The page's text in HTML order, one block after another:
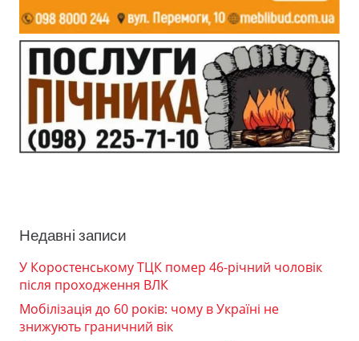
Недавні записи
У Коростенському ТЦК помер 46-річний чоловік
після проходження ВЛК
Мобілізація до 60 років: чому в Україні не
знижують граничний вік